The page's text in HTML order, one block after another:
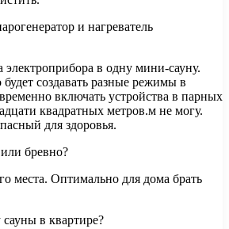
и нагреватель
в одну мини-сауну.
создавать разные режимы в
включать устройства в парных
квадратных метров.м не могу.
для здоровья.
бревно?
места. Оптимально для дома брать
в квартире?